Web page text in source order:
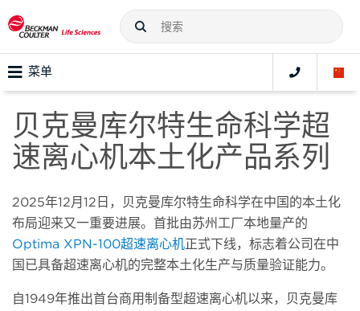
菜单
贝克曼库尔特生命科学超
速离心机本土化产品系列
2025年12月12日，贝克曼库尔特生命科学在中国的本土化
布局迎来又一重要进展。首批由苏州工厂本地量产的
Optima XPN-100超速离心机正式下线，标志着公司在中
国已具备超速离心机的完整本土化生产与质量验证能力。
自1949年推出首台商用制备型超速离心机以来，贝克曼库